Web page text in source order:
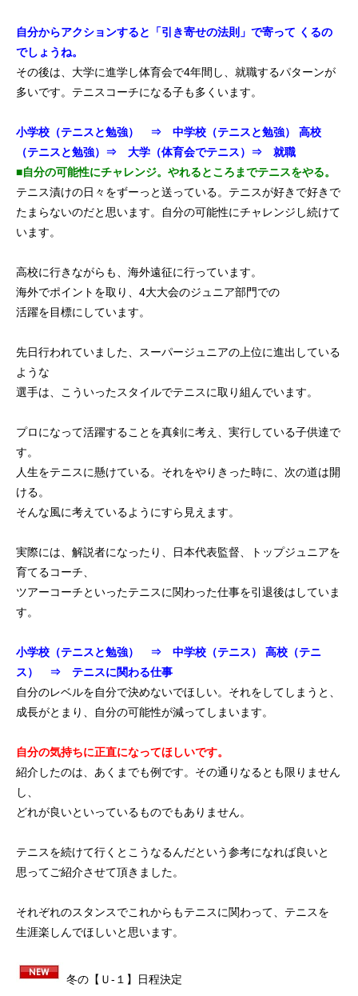
自分からアクションすると「引き寄せの法則」で寄って くるの
でしょうね。
その後は、大学に進学し体育会で4年間し、就職するパターンが
多いです。テニスコーチになる子も多くいます。
小学校（テニスと勉強） ⇒ 中学校（テニスと勉強）
高校
（テニスと勉強）⇒ 大学（体育会でテニス）⇒ 就職
■自分の可能性にチャレンジ。やれるところまでテニスをやる。
テニス漬けの日々をずーっと送っている。テニスが好きで好きで
たまらないのだと思います。自分の可能性にチャレンジし続けて
います。
高校に行きながらも、海外遠征に行っています。
海外でポイントを取り、4大大会のジュニア部門での
活躍を目標にしています。
先日行われていました、スーパージュニアの上位に進出している
ような
選手は、こういったスタイルでテニスに取り組んでいます。
プロになって活躍することを真剣に考え、実行している子供達で
す。
人生をテニスに懸けている。それをやりきった時に、次の道は開
ける。
そんな風に考えているようにすら見えます。
実際には、解説者になったり、日本代表監督、トップジュニアを
育てるコーチ、
ツアーコーチといったテニスに関わった仕事を引退後はしていま
す。
小学校（テニスと勉強） ⇒ 中学校（テニス）
高校（テニ
ス） ⇒ テニスに関わる仕事
自分のレベルを自分で決めないでほしい。それをしてしまうと、
成長がとまり、自分の可能性が減ってしまいます。
自分の気持ちに正直になってほしいです。
紹介したのは、あくまでも例です。その通りなるとも限りません
し、
どれが良いといっているものでもありません。
テニスを続けて行くとこうなるんだという参考になれば良いと
思ってご紹介させて頂きました。
それぞれのスタンスでこれからもテニスに関わって、テニスを
生涯楽しんでほしいと思います。
冬の【Ｕ-１】日程決定